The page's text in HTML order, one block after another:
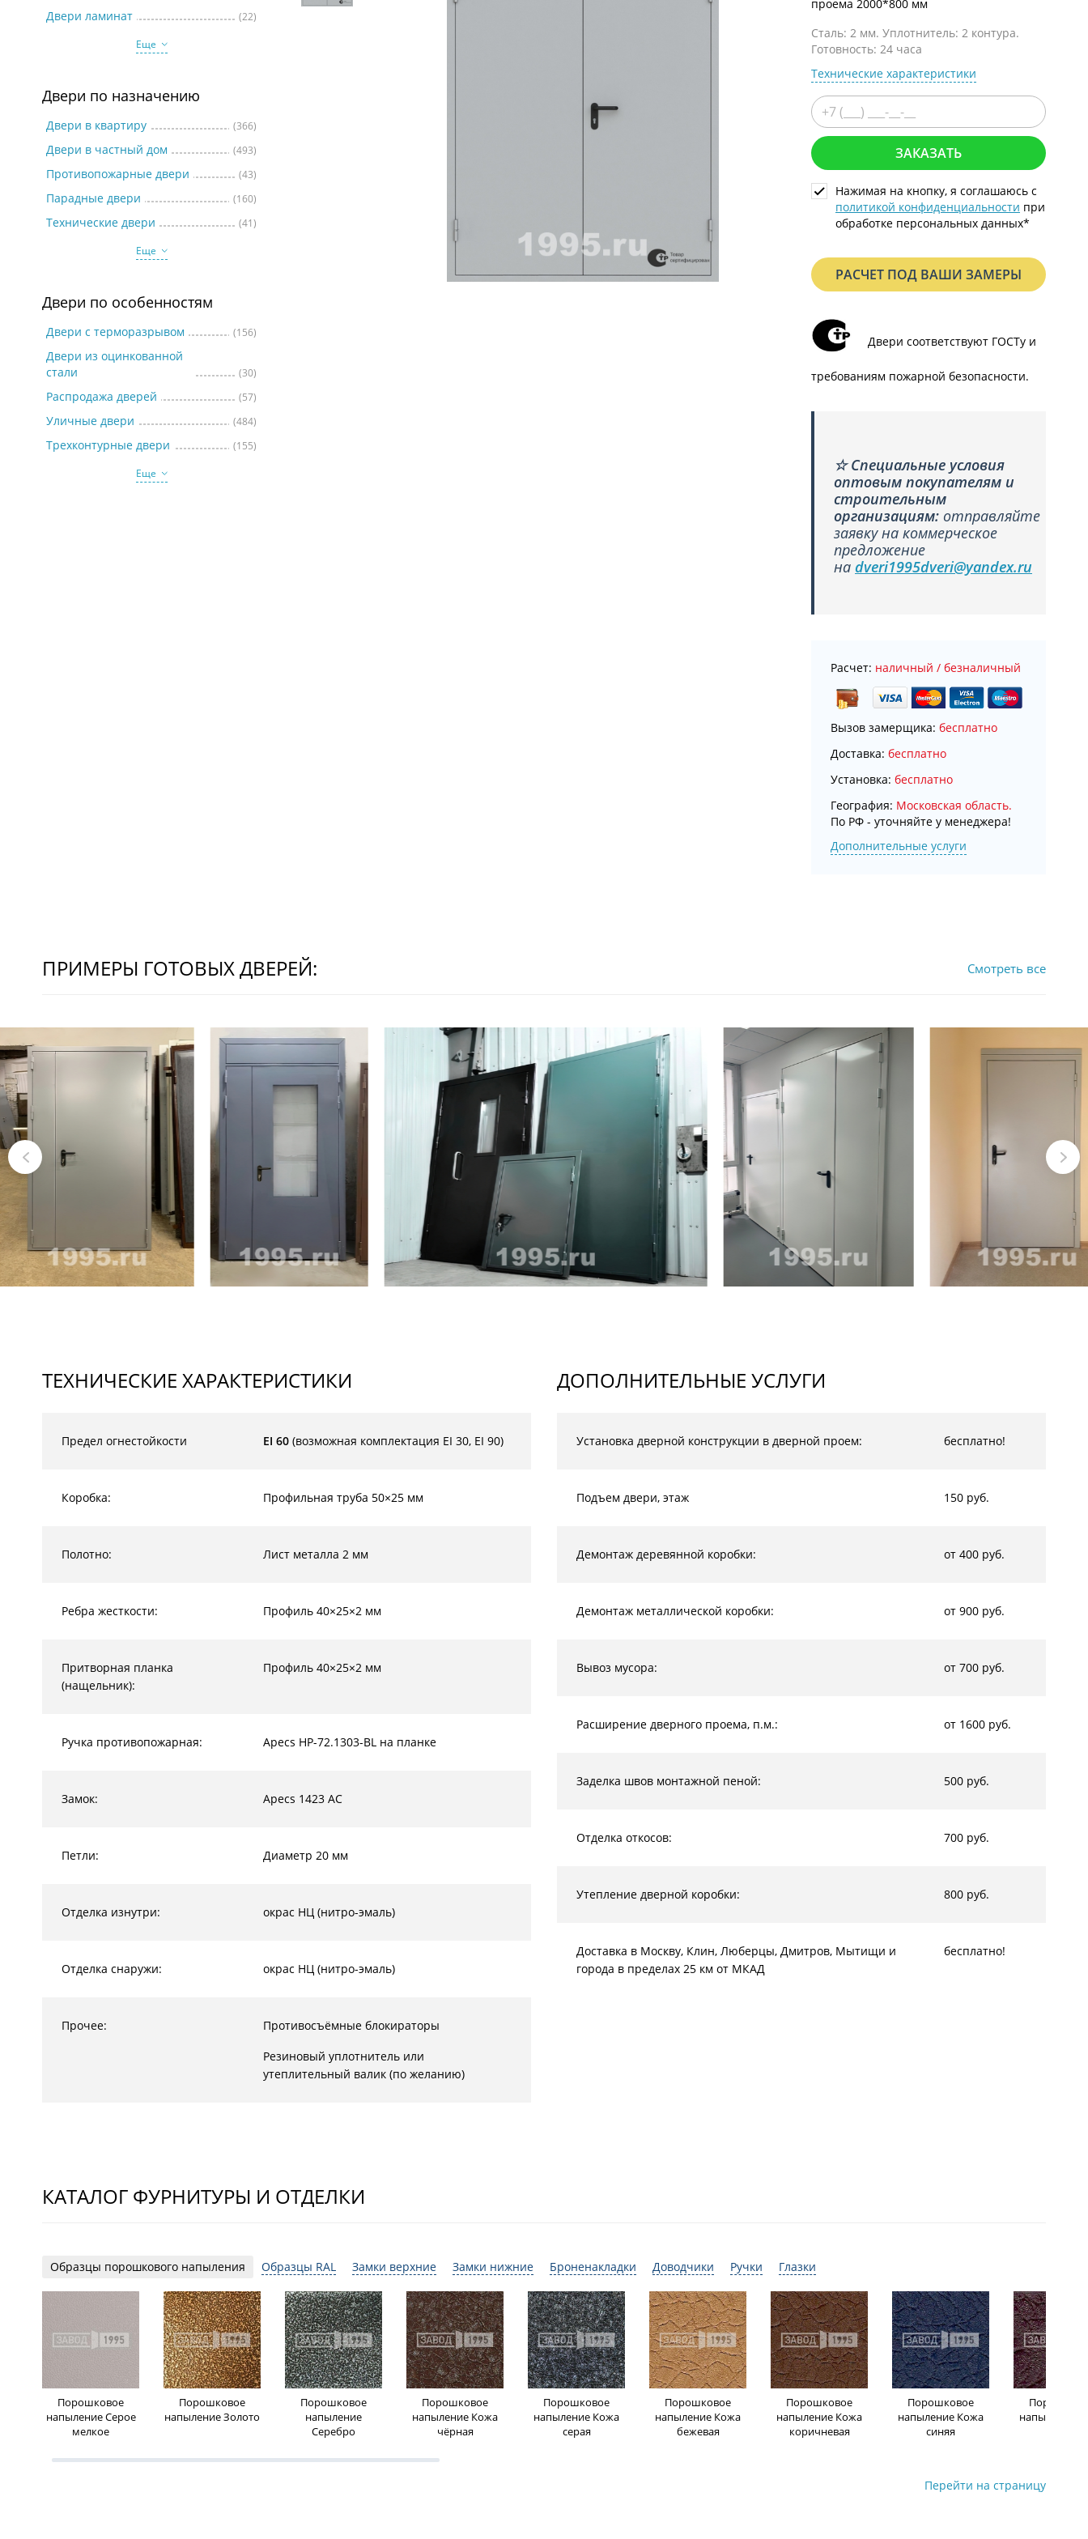
Двери с винилискожей
С металлофиленкой
Двери ламинат
(22)
Еще
Двери по назначению
Двери в квартиру (366)
Двери в частный дом (493)
Противопожарные двери (43)
Парадные двери (160)
Технические двери
(41)
Еще
Двери по особенностям
Двери с терморазрывом (156)
Двери из оцинкованной
стали
(30)
Распродажа дверей (57)
Уличные двери (484)
Трехконтурные двери
(155)
Еще
проема 2000*800 мм
Сталь: 2 мм. Уплотнитель: 2 контура.
Готовность: 24 часа
Технические характеристики
ЗАКАЗАТЬ
Нажимая на кнопку, я соглашаюсь с
политикой конфиденциальности при
обработке персональных данных*
РАСЧЕТ ПОД ВАШИ ЗАМЕРЫ
Двери соответствуют ГОСТу и
требованиям пожарной безопасности.
☆Специальные условия
оптовым покупателям и
строительным
организациям: отправляйте
заявку на коммерческое
предложение
на dveri1995dveri@yandex.ru
Расчет: наличный / безналичный
Вызов замерщика: бесплатно
Доставка: бесплатно
Установка: бесплатно
География: Московская область.
По РФ - уточняйте у менеджера!
Дополнительные услуги
ПРИМЕРЫ ГОТОВЫХ ДВЕРЕЙ: Смотреть все
ТЕХНИЧЕСКИЕ ХАРАКТЕРИСТИКИ
Предел огнестойкости EI 60 (возможная комплектация EI 30, EI 90)
Коробка: Профильная труба 50×25 мм
Полотно: Лист металла 2 мм
Ребра жесткости: Профиль 40×25×2 мм
Притворная планка
(нащельник):
Профиль 40×25×2 мм
Ручка противопожарная: Apecs HP-72.1303-BL на планке
Замок: Apecs 1423 AC
Петли: Диаметр 20 мм
Отделка изнутри: окрас НЦ (нитро-эмаль)
Отделка снаружи: окрас НЦ (нитро-эмаль)
Прочее:
Противосъёмные блокираторы
Резиновый уплотнитель или
утеплительный валик (по желанию)
ДОПОЛНИТЕЛЬНЫЕ УСЛУГИ
Установка дверной конструкции в дверной проем: бесплатно!
Подъем двери, этаж 150 руб.
Демонтаж деревянной коробки: от 400 руб.
Демонтаж металлической коробки: от 900 руб.
Вывоз мусора: от 700 руб.
Расширение дверного проема, п.м.: от 1600 руб.
Заделка швов монтажной пеной: 500 руб.
Отделка откосов: 700 руб.
Утепление дверной коробки: 800 руб.
Доставка в Москву, Клин, Люберцы, Дмитров, Мытищи и
города в пределах 25 км от МКАД
бесплатно!
КАТАЛОГ ФУРНИТУРЫ И ОТДЕЛКИ
Образцы порошкового напыления Образцы RAL Замки верхние Замки нижние Броненакладки Доводчики Ручки Глазки
Порошковое
напыление Серое
мелкое
Порошковое
напыление Золото
Порошковое
напыление
Серебро
Порошковое
напыление Кожа
чёрная
Порошковое
напыление Кожа
серая
Порошковое
напыление Кожа
бежевая
Порошковое
напыление Кожа
коричневая
Порошковое
напыление Кожа
синяя
напыление
Перейти на страницу